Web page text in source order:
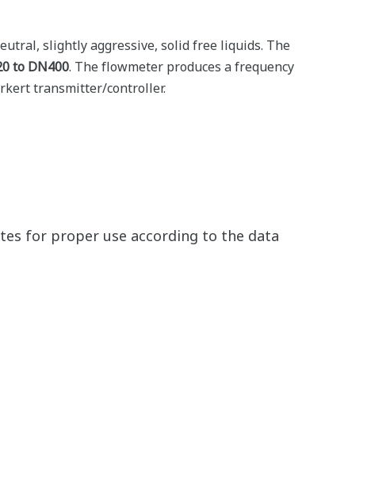
slightly aggressive, solid free liquids. The
to DN400. The flowmeter produces a frequency
transmitter/controller.
for proper use according to the data